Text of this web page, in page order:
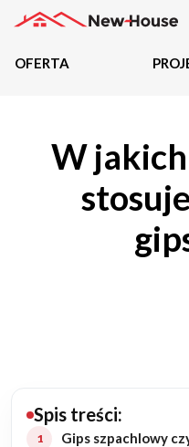
Oferta
Budowa domu
OFERTA
W
Spis treści:
Gips szpachlowy